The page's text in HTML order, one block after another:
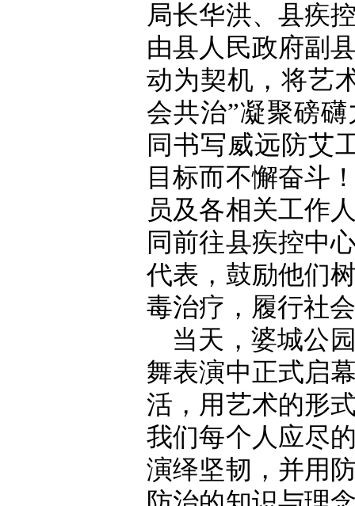
局长华洪、县疾
由县人民政府副
动为契机，将艺
会共治”凝聚磅
同书写威远防艾
目标而不懈奋斗
员及各相关工作
同前往县疾控中
代表，鼓励他们
毒治疗，履行社
当天，婆城公
舞表演中正式启
活，用艺术的形
我们每个人应尽
演绎坚韧，并用